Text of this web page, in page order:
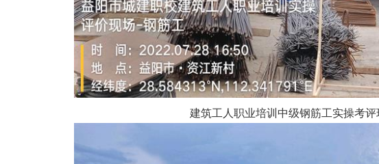
建筑工人职业培训中级钢筋工实操考评